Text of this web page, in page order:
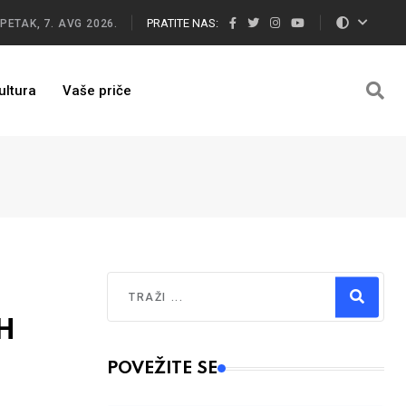
PETAK, 7. AVG 2026. PRATITE NAS:
Vaše priče
Type 2 or more characters for results.
POVEŽITE SE